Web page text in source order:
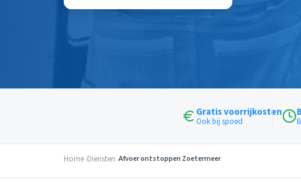
Gratis voorrijkosten
Ook bij spoed
Home Diensten Afvoer ontstoppen Zoetermeer